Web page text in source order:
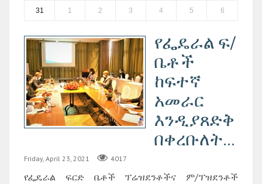
31 1 2 3 4 5 6
የፌዴራል ፍ/
ቤቶች
ከፍተኛ
አመራር
እንዲያጸድቅ
በቀረቡለት...
Friday, April 23, 2021 4017
የፌዴራል ፍርድ ቤቶች ፕሬዝደንቶችና ም/ፕዝደንቶች